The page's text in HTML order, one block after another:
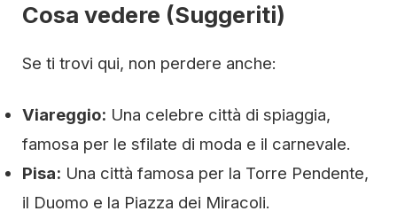
Cosa vedere (Suggeriti)
Se ti trovi qui, non perdere anche:
Viareggio: Una celebre città di spiaggia,
famosa per le sfilate di moda e il carnevale.
Pisa: Una città famosa per la Torre Pendente,
il Duomo e la Piazza dei Miracoli.